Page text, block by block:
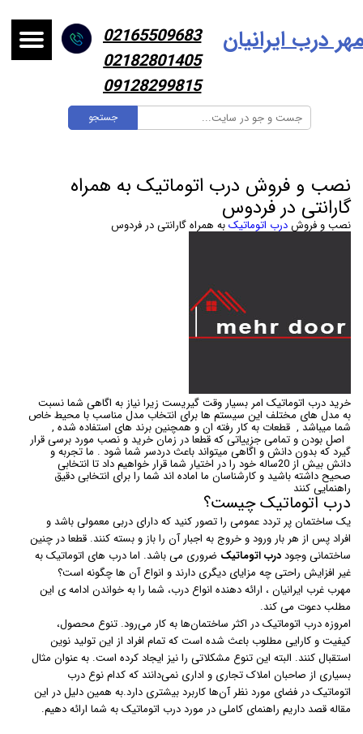
جستجو
درب ایرانیان
02165509683
02182801405
09128299815
نصب و فروش درب اتوماتیک به همراه
گارانتی در فردوس
نصب و فروشدرب اتوماتیکبه همراه گارانتی در فردوس
خرید درب اتوماتیک امر بسیار وقت گیریست زیرا نیاز به اگاهی شما نسبت
به مدل های مختلف این سیستم ها برای انتخاب مدل مناسب با محیط خاص
شما میباشد , قطعات به کار رفته ان و همچنین برند های استفاده شده ,
اصل بودن و تمامی جزییاتی که قطعا در زمان خرید و نصب مورد برسی قرار
گیرد که بدون دانش و اگاهی میتواند باعث دردسر شما شود . ما تجربه و
دانش بیش از 20ساله خود را در اختیار شما قرار خواهیم داد تا انتخابی
صحیح داشته باشید و کارشناسان ما اماده اند شما را برای انتخابی دقیق
راهنمایی کنند
درب اتوماتیک چیست؟
یک ساختمان پر تردد عمومی را تصور کنید که دارای دربی معمولی باشد و
افراد پس از هر بار ورود و خروج به اجبار آن را باز و بسته کنند. قطعا در چنین
ساختمانی وجوددرب اتوماتیک ضروری می باشد. اما درب های اتوماتیک به
غیر افزایش راحتی چه مزایای دیگری دارند و انواع آن ها چگونه است؟
مهرب غرب ایرانیان ، ارائه دهنده انواع درب، شما را به خواندن ادامه ی این
مطلب دعوت می کند.
امروزه درب اتوماتیک در اکثر ساختمان‌ها به کار می‌رود. تنوع محصول،
کیفیت و کارایی مطلوب باعث شده است که تمام افراد از این تولید نوین
استقبال کنند. البته این تنوع مشکلاتی را نیز ایجاد کرده است. به عنوان مثال
بسیاری از صاحبان املاک تجاری و اداری نمی‌دانند که کدام نوع درب
اتوماتیک در فضای مورد نظر آن‌ها کاربرد بیشتری دارد.به همین دلیل در این
مقاله قصد داریم راهنمای کاملی در مورد درب اتوماتیک به شما ارائه دهیم.